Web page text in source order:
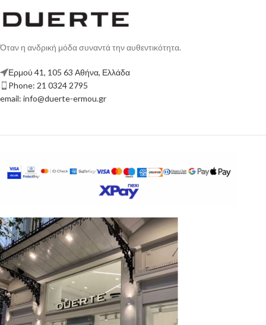
Όταν η ανδρική μόδα συναντά την αυθεντικότητα.
Ερμού 41, 105 63 Αθήνα, Ελλάδα
Phone: 21 0324 2795
email: info@duerte-ermou.gr